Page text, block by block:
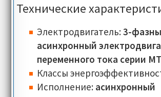
Технические
Электродвигатель:3-
асинхронный
переменного тока серии
Классы
Исполнение: асинхронный